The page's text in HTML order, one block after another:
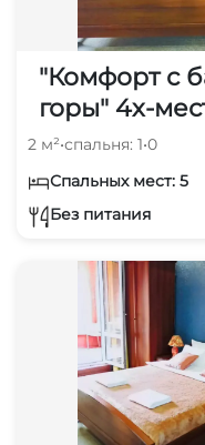
"Комфорт с
горы" 4х-
2 м²•спальня: 1•0
Спальных мест: 5
Без питания